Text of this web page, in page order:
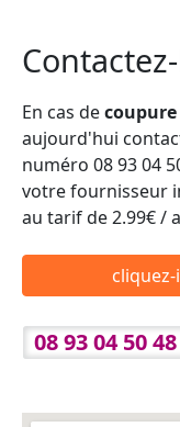
En cas de
aujourd'hui
numéro 08 93 04
votre fournisseur
au tarif de 2.99€ /
08 93 04 50 48